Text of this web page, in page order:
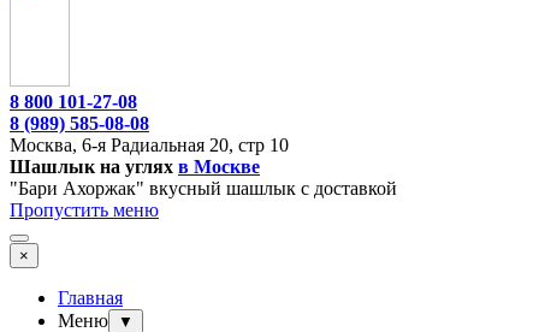
8 800 101-27-08
8 (989) 585-08-08
Москва, 6-я Радиальная 20, стр 10
Шашлык на углях в Москве
"Бари Ахоржак" вкусный шашлык с доставкой
Пропустить меню
×
Главная
Меню
▼